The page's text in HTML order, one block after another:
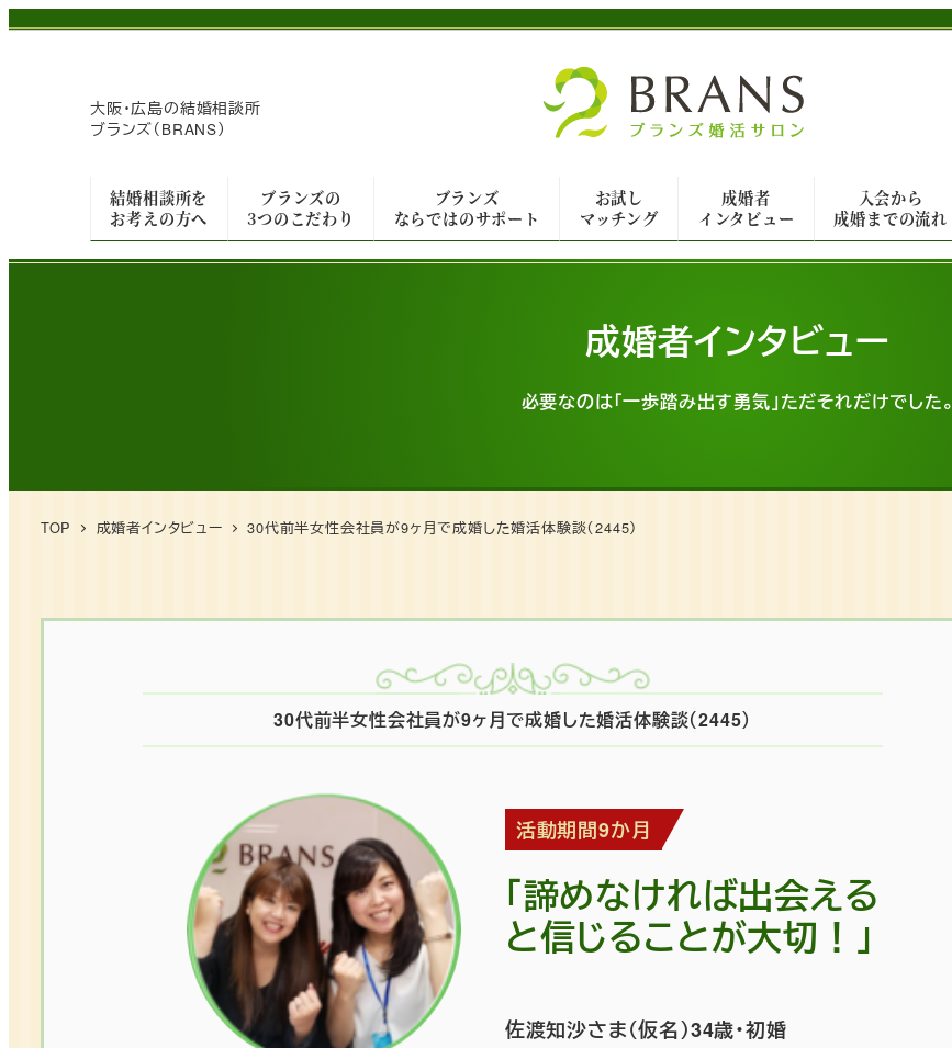
メ
へ
大阪・広島の結婚相談所
ブランズ（BRANS）
結婚相談所を
お考えの方へ
ブランズの
3つのこだわり
ブランズ
ならではのサポート
お試し
マッチング
成婚者
インタビュー
入会から
成婚までの流れ
成婚者インタビュー
必要なのは「一歩踏み出す勇気」ただそれだけでした。
TOP 成婚者インタビュー 30代前半女性会社員が9ヶ月で成婚した婚活体験談（2445）
30代前半女性会社員が9ヶ月で成婚した婚活体験談（2445）
活動期間9か月
「諦めなければ出会える
と信じることが大切！」
佐渡知沙さま（仮名）34歳・初婚